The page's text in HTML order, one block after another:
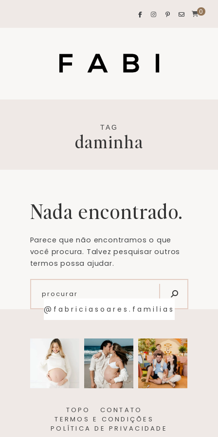
0
TAG
daminha
Nada encontrado.
Parece que não encontramos o que
você procura. Talvez pesquisar outros
termos possa ajudar.
@fabriciasoares.familias
TOPO
CONTATO
TERMOS E CONDIÇÕES
POLÍTICA DE PRIVACIDADE